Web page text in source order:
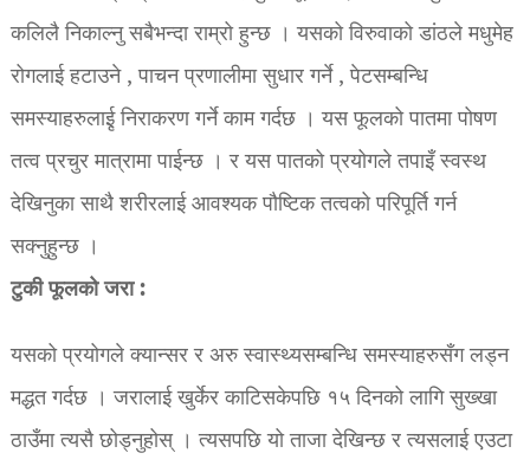
कलिलै निकाल्नु सबैभन्दा राम्रो हुन्छ । यसको विरुवाको डांठले मधुमेह
रोगलाई हटाउने , पाचन प्रणालीमा सुधार गर्ने , पेटसम्बन्धि
समस्याहरुलाईृ निराकरण गर्ने काम गर्दछ । यस फूलको पातमा पोषण
तत्व प्रचुर मात्रामा पाईन्छ । र यस पातको प्रयोगले तपाइँ स्वस्थ
देखिनुका साथै शरीरलाई आवश्यक पौष्टिक तत्वको परिपूर्ति गर्न
सक्नुहुन्छ ।
टुकी फूलको जरा :
यसको प्रयोगले क्यान्सर र अरु स्वास्थ्यसम्बन्धि समस्याहरुसँग लड्न
मद्धत गर्दछ । जरालाई खुर्केर काटिसकेपछि १५ दिनको लागि सुख्खा
ठाउँमा त्यसै छोड्नुहोस् । त्यसपछि यो ताजा देखिन्छ र त्यसलाई एउटा